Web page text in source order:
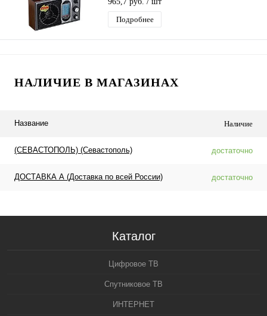
Подробнее
НАЛИЧИЕ В МАГАЗИНАХ
Название Наличие
(СЕВАСТОПОЛЬ) (Севастополь) достаточно
ДОСТАВКА А (Доставка по всей России) достаточно
Каталог
Цифровое ТВ
Спутниковое ТВ
ИНТЕРНЕТ